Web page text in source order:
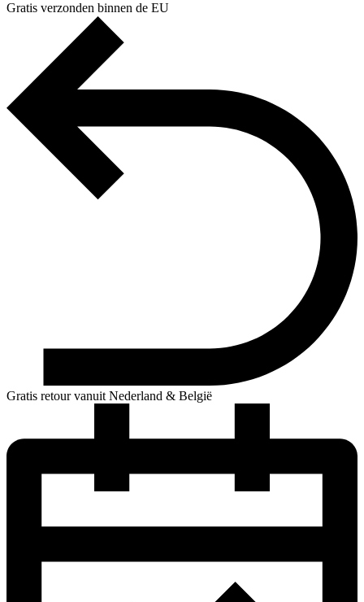
Gratis verzonden binnen de EU
Gratis retour vanuit Nederland & België